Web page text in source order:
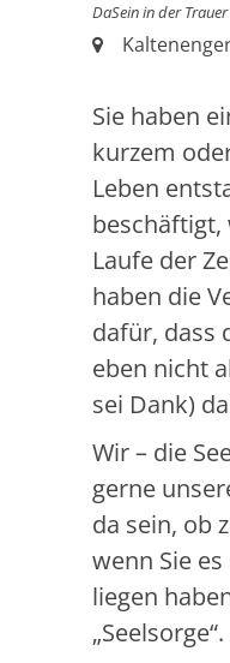
DaSein in der
Ort:
Sie haben
kurzem
Leben
beschäftigt,
Laufe der
haben die
dafür, dass
eben nicht
sei Dank)
Wir – die
gerne
da sein, ob
wenn Sie
liegen
„Seelsorge“.